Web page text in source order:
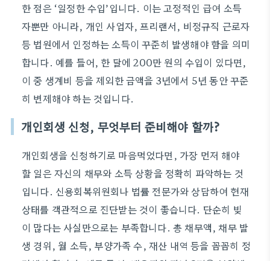
한 점은 ‘일정한 수입’입니다. 이는 고정적인 급여 소득
자뿐만 아니라, 개인 사업자, 프리랜서, 비정규직 근로자
등 법원에서 인정하는 소득이 꾸준히 발생해야 함을 의미
합니다. 예를 들어, 한 달에 200만 원의 수입이 있다면,
이 중 생계비 등을 제외한 금액을 3년에서 5년 동안 꾸준
히 변제해야 하는 것입니다.
개인회생 신청, 무엇부터 준비해야 할까?
개인회생을 신청하기로 마음먹었다면, 가장 먼저 해야
할 일은 자신의 채무와 소득 상황을 정확히 파악하는 것
입니다. 신용회복위원회나 법률 전문가와 상담하여 현재
상태를 객관적으로 진단받는 것이 좋습니다. 단순히 빚
이 많다는 사실만으로는 부족합니다. 총 채무액, 채무 발
생 경위, 월 소득, 부양가족 수, 재산 내역 등을 꼼꼼히 정